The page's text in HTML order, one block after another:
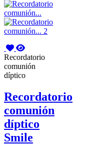
Recordatorio
comunión
díptico
Recordatorio
comunión
díptico
Smile